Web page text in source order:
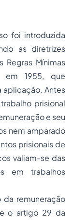
foi introduzida
as diretrizes
Mínimas
em 1955, que
aplicação. Antes
prisional
e seu
nem amparado
prisionais de
valiam-se das
em trabalhos
remuneração
o artigo 29 da